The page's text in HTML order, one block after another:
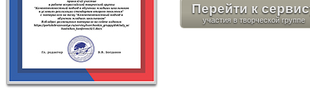
Перейти к